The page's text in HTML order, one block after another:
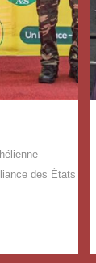
des États